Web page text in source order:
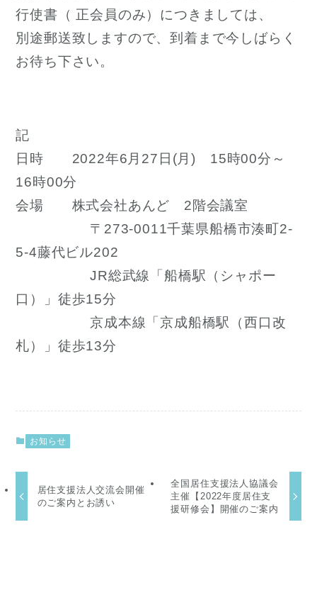
行使書（ 正会員のみ）につきましては、
別途郵送致しますので、到着まで今しばらく
お待ち下さい。
記
日時 2022年6月27日(月) 15時00分～
16時00分
会場 株式会社あんど 2階会議室
〒273-0011千葉県船橋市湊町2-
5-4藤代ビル202
JR総武線「船橋駅（シャポー
口）」徒歩15分
京成本線「京成船橋駅（西口改
札）」徒歩13分
お知らせ
居住支援法人交流会開催
のご案内とお誘い
全国居住支援法人協議会
主催【2022年度居住支
援研修会】開催のご案内